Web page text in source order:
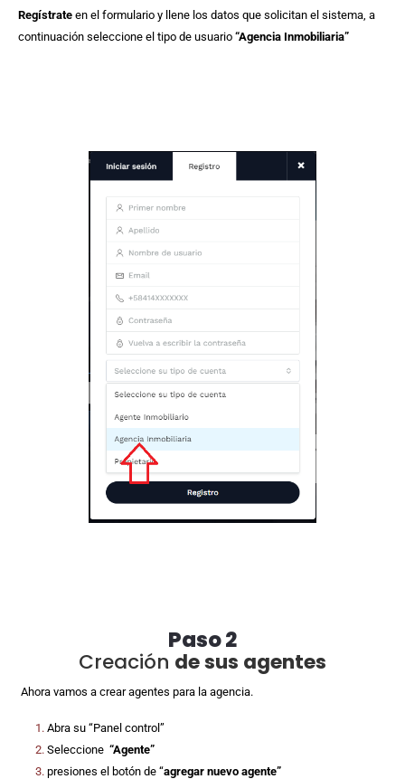
Regístrate en el formulario y llene los datos que solicitan el sistema, a
continuación seleccione el tipo de usuario “Agencia Inmobiliaria”
Paso 2
Creación de sus agentes
Ahora vamos a crear agentes para la agencia.
Abra su “Panel control”
Seleccione “Agente”
presiones el botón de “agregar nuevo agente”